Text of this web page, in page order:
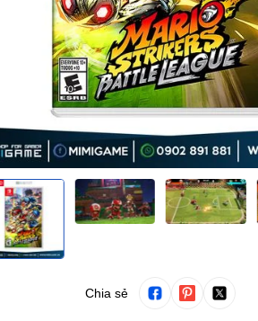
Chia sẻ